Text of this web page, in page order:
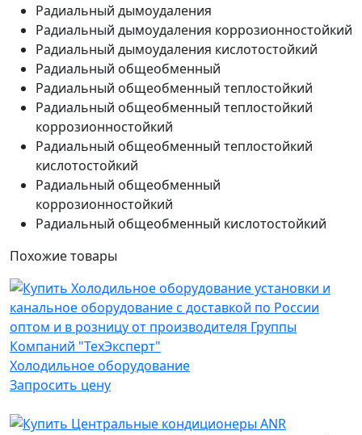
Радиальный дымоудаления
Радиальный дымоудаления коррозионностойкий
Радиальный дымоудаления кислотостойкий
Радиальный общеобменный
Радиальный общеобменный теплостойкий
Радиальный общеобменный теплостойкий
коррозионностойкий
Радиальный общеобменный теплостойкий
кислотостойкий
Радиальный общеобменный
коррозионностойкий
Радиальный общеобменный кислотостойкий
Похожиетовары
Холодильное оборудование
Запросить цену